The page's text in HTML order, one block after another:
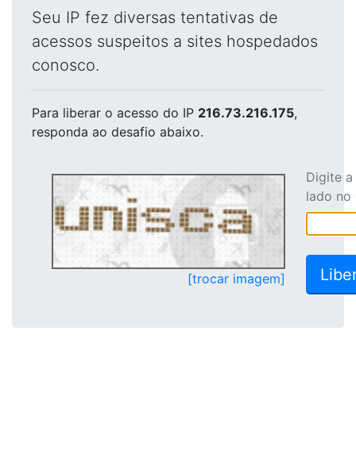
Seu IP fez diversas tentativas de
acessos suspeitos a sites hospedados
conosco.
Para liberar o acesso do IP 216.73.216.175,
responda ao desafio abaixo.
[trocar imagem]
Digite
lado no